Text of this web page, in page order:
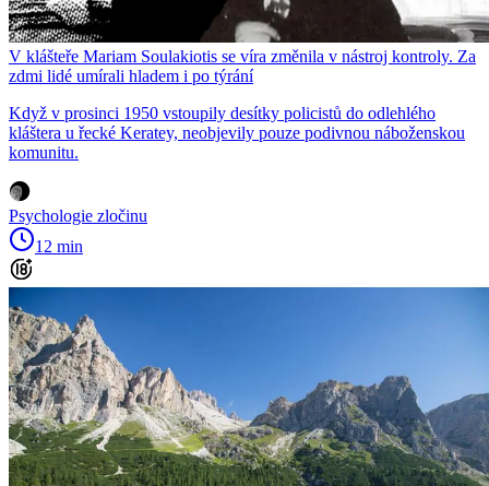
V klášteře Mariam Soulakiotis se víra změnila v nástroj kontroly. Za
zdmi lidé umírali hladem i po týrání
Když v prosinci 1950 vstoupily desítky policistů do odlehlého
kláštera u řecké Keratey, neobjevily pouze podivnou náboženskou
komunitu.
Psychologie zločinu
12 min